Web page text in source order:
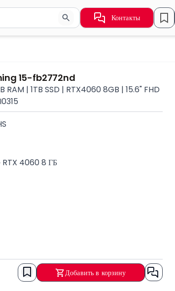
используйте стрелки для навигации по
Контакты
15-fb2772nd
RAM | 1TB SSD | RTX4060 8GB | 15.6" FHD
4060 8 ГБ
Добавить в корзину